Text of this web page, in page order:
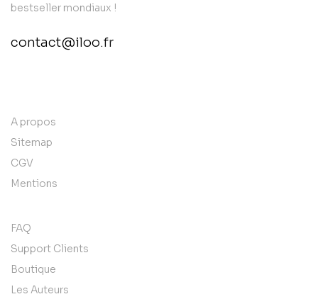
bestseller mondiaux !
contact@iloo.fr
A propos
Sitemap
CGV
Mentions
FAQ
Support Clients
Boutique
Les Auteurs